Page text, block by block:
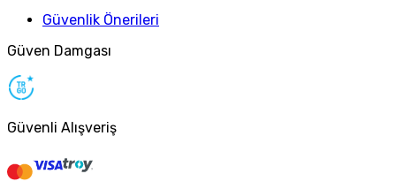
Güvenlik Önerileri
Güven Damgası
Güvenli Alışveriş